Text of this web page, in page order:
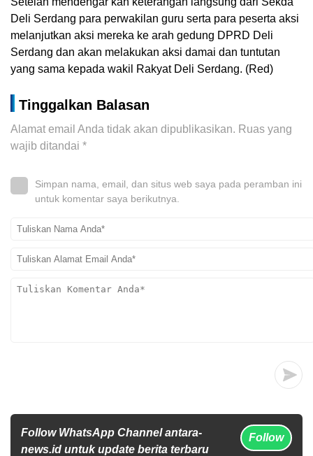
Deli Serdang para perwakilan guru serta para peserta aksi
melanjutkan aksi mereka ke arah gedung DPRD Deli
Serdang dan akan melakukan aksi damai dan tuntutan
yang sama kepada wakil Rakyat Deli Serdang. (Red)
Tinggalkan Balasan
Alamat email Anda tidak akan dipublikasikan. Ruas yang
wajib ditandai *
Simpan nama, email, dan situs web saya pada peramban ini
untuk komentar saya berikutnya.
Follow WhatsApp Channel antara-
news.id untuk update berita terbaru
Follow